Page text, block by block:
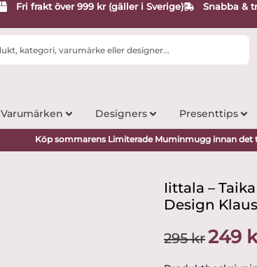
Fri frakt över 999 kr (gäller i Sverige) Snabba &
Varumärken Designers Presenttips
Köp sommarens Limiterade Muminmugg innan det
Iittala –
Design
295kr Det
priset
249